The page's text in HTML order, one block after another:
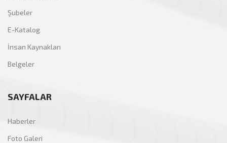
Şubeler
E-Katalog
İnsan Kaynakları
Belgeler
SAYFALAR
Haberler
Foto Galeri